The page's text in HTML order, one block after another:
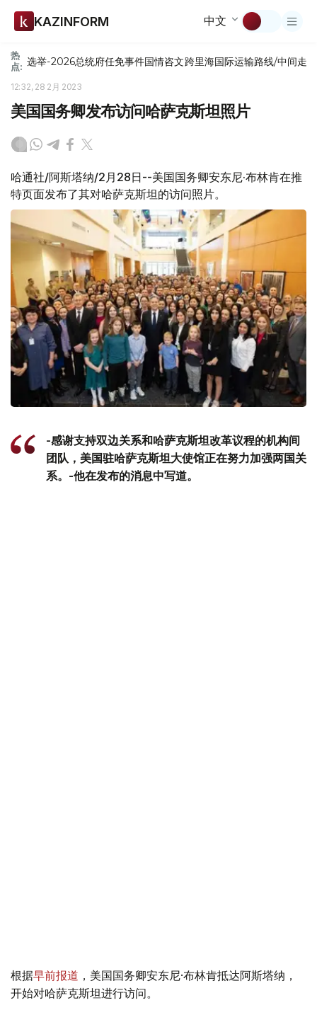
KAZINFORM 中文
热
点: 选举-2026总统府任免事件国情咨文跨里海国际运输路线/中间走廊
12:32, 28 2月 2023
美国国务卿发布访问哈萨克斯坦照片
哈通社/阿斯塔纳/2月28日--美国国务卿安东尼·布林肯在推
特页面发布了其对哈萨克斯坦的访问照片。
-感谢支持双边关系和哈萨克斯坦改革议程的机构间
团队，美国驻哈萨克斯坦大使馆正在努力加强两国关
系。-他在发布的消息中写道。
根据早前报道 ，美国国务卿安东尼·布林肯抵达阿斯塔纳，
开始对哈萨克斯坦进行访问。